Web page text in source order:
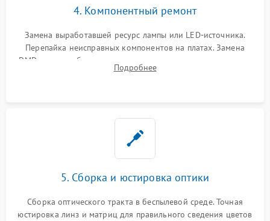
4. Компонентный ремонт
Замена выработавшей ресурс лампы или LED-источника.
Перепайка неисправных компонентов на платах. Замена
DMD-чипа при битых пикселях, установка нового цветового
колеса или восстановление сгоревших поляризационных
Подробнее
5. Сборка и юстировка оптики
Сборка оптического тракта в беспылевой среде. Точная
юстировка линз и матриц для правильного сведения цветов